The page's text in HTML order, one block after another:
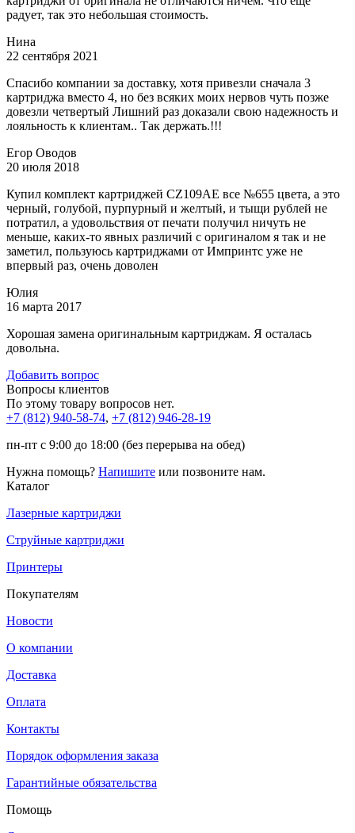
радует, так это небольшая стоимость.
Нина
22 сентября 2021
Спасибо компании за доставку, хотя привезли сначала 3
картриджа вместо 4, но без всяких моих нервов чуть позже
довезли четвертый Лишний раз доказали свою надежность и
лояльность к клиентам.. Так держать.!!!
Егор Оводов
20 июля 2018
Купил комплект картриджей CZ109AE все №655 цвета, а это
черный, голубой, пурпурный и желтый, и тыщи рублей не
потратил, а удовольствия от печати получил ничуть не
меньше, каких-то явных различий с оригиналом я так и не
заметил, пользуюсь картриджами от Импринтс уже не
впервый раз, очень доволен
Юлия
16 марта 2017
Хорошая замена оригинальным картриджам. Я осталась
довольна.
Добавить вопрос
Вопросы клиентов
По этому товару вопросов нет.
+7 (812) 940-58-74, +7 (812) 946-28-19
пн-пт с 9:00 до 18:00 (без перерыва на обед)
Нужна помощь? Напишите или позвоните нам.
Каталог
Лазерные картриджи
Струйные картриджи
Принтеры
Покупателям
Новости
О компании
Доставка
Оплата
Контакты
Порядок оформления заказа
Гарантийные обязательства
Помощь